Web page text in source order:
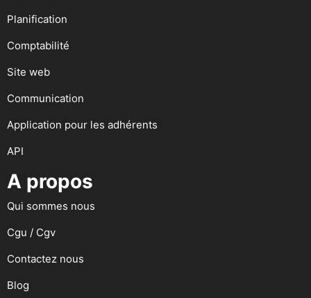
Planification
Comptabilité
Site web
Communication
Application pour les adhérents
API
A propos
Qui sommes nous
Cgu / Cgv
Contactez nous
Blog